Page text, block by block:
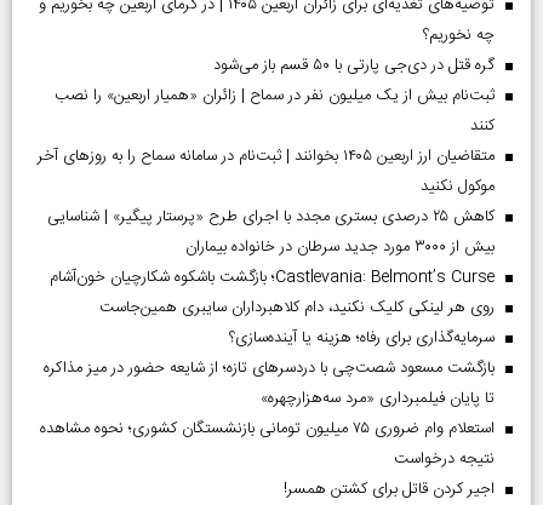
چه نخوریم؟
گره قتل در دی‌جی پارتی با ۵۰ قسم باز می‌شود
ثبت‌نام بیش از یک میلیون نفر در سماح | زائران «همیار اربعین» را نصب
کنند
متقاضیان ارز اربعین ۱۴۰۵ بخوانند | ثبت‌نام در سامانه سماح را به روز‌های آخر
موکول نکنید
کاهش ۲۵ درصدی بستری مجدد با اجرای طرح «پرستار پیگیر» | شناسایی
بیش از ۳۰۰۰ مورد جدید سرطان در خانواده بیماران
Castlevania: Belmont’s Curse؛ بازگشت باشکوه شکارچیان خون‌آشام
روی هر لینکی کلیک نکنید، دام کلاهبرداران سایبری همین‌جاست
سرمایه‌گذاری برای رفاه؛ هزینه یا آینده‌سازی؟
بازگشت مسعود شصت‌چی با دردسر‌های تازه؛ از شایعه حضور در میز مذاکره
تا پایان فیلمبرداری «مرد سه‌هزارچهره»
استعلام وام ضروری ۷۵ میلیون تومانی بازنشستگان کشوری؛ نحوه مشاهده
نتیجه درخواست
اجیر کردن قاتل برای کشتن همسر!